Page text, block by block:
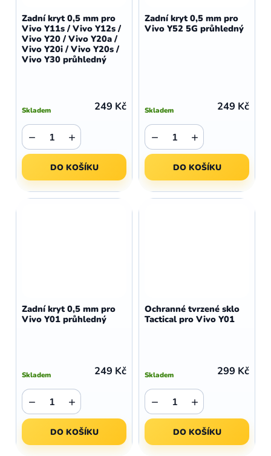
Zadní kryt 0,5 mm pro
Vivo Y11s / Vivo Y12s /
Vivo Y20 / Vivo Y20a /
Vivo Y20i / Vivo Y20s /
Vivo Y30 průhledný
Skladem 249 Kč
+
−
DO KOŠÍKU
Zadní kryt 0,5 mm pro
Vivo Y52 5G průhledný
Skladem 249 Kč
+
−
DO KOŠÍKU
Zadní kryt 0,5 mm pro
Vivo Y01 průhledný
Skladem 249 Kč
+
−
DO KOŠÍKU
Ochranné tvrzené sklo
Tactical pro Vivo Y01
Skladem 299 Kč
+
−
DO KOŠÍKU